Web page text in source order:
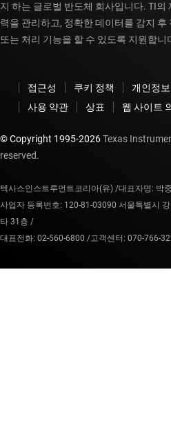
지 하는 글로벌 반도체 회사입니다. TI의
력을 관리하고, 정확한 데이터를 감지 후
또는 처리 기능을 할 수 있도록 지원합니
접근성 쿠키 정책 개인정
사용 약관
상표 웹 사이트
© Copyright 1995-2026Texas
reserved.
텍사스인스트루먼트코리아(유) /대표자명: 박
사업자 등록번호: 120-81-03090 서울특별시
타 31층 /
대표전화: 02-560-6800 /고객센터: 070-766-